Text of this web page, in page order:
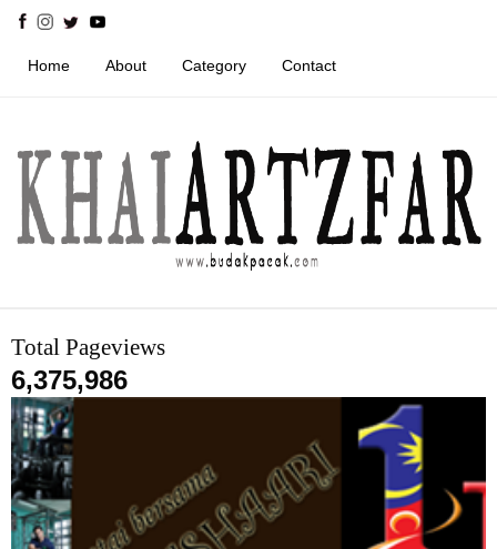
Home About Category Contact
Total Pageviews
6,375,986